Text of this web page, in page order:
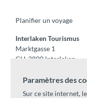
o
e
r
m
Planifier un voyage
Interlaken Tourismus
Marktgasse 1
CH-3800 Interlaken
Tel:
+41 33 826 53 00
Paramètres des
Sur ce site internet,